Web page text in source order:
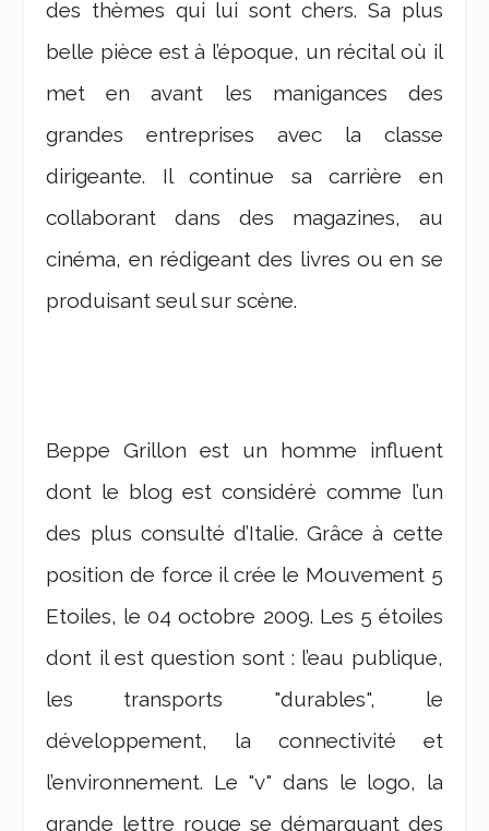
des thèmes qui lui sont chers. Sa plus
belle pièce est à l’époque, un récital où il
met en avant les manigances des
grandes entreprises avec la classe
dirigeante. Il continue sa carrière en
collaborant dans des magazines, au
cinéma, en rédigeant des livres ou en se
produisant seul sur scène.
Beppe Grillon est un homme influent
dont le blog est considéré comme l’un
des plus consulté d’Italie. Grâce à cette
position de force il crée le Mouvement 5
Etoiles, le 04 octobre 2009. Les 5 étoiles
dont il est question sont : l’eau publique,
les transports "durables", le
développement, la connectivité et
l’environnement. Le "v" dans le logo, la
grande lettre rouge se démarquant des